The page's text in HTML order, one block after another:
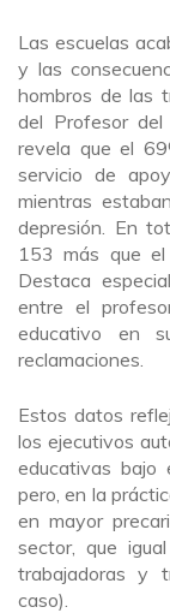
Las escuelas
y las
hombros de las
del Profesor del
revela que el
servicio de
mientras
depresión. En
153 más que el
Destaca
entre el
educativo en
reclamaciones.
Estos datos
los ejecutivos
educativas bajo
pero, en la
en mayor
sector, que
trabajadoras y
caso).